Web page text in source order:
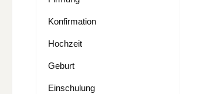
Konfirmation
Hochzeit
Geburt
Einschulung